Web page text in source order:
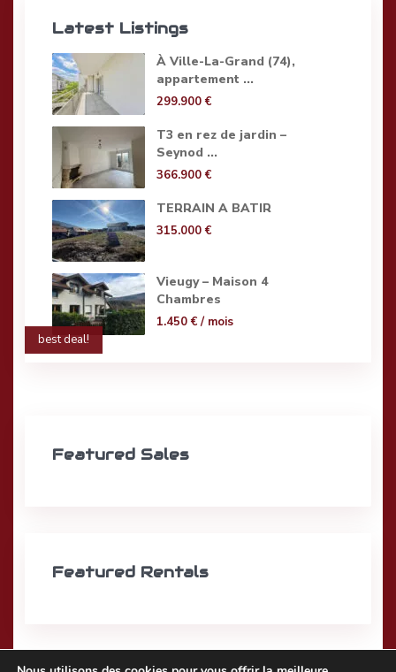
Latest Listings
À Ville-La-Grand (74),
appartement ...
299.900 €
T3 en rez de jardin –
Seynod ...
366.900 €
TERRAIN A BATIR
315.000 €
Vieugy – Maison 4
Chambres
1.450 €/ mois
best deal!
Featured Sales
Featured Rentals